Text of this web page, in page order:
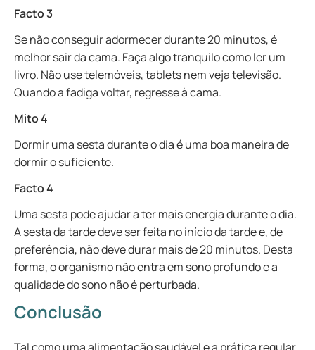
Facto 3
Se não conseguir adormecer durante 20 minutos, é
melhor sair da cama. Faça algo tranquilo como ler um
livro. Não use telemóveis, tablets nem veja televisão.
Quando a fadiga voltar, regresse à cama.
Mito 4
Dormir uma sesta durante o dia é uma boa maneira de
dormir o suficiente.
Facto 4
Uma sesta pode ajudar a ter mais energia durante o dia.
A sesta da tarde deve ser feita no início da tarde e, de
preferência, não deve durar mais de 20 minutos. Desta
forma, o organismo não entra em sono profundo e a
qualidade do sono não é perturbada.
Conclusão